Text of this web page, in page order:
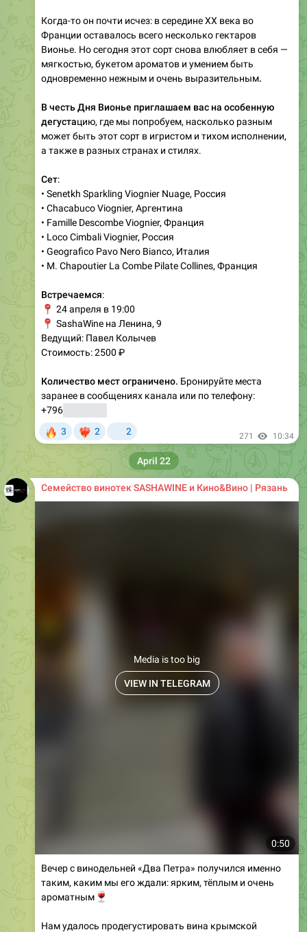
Когда-то он почти исчез: в середине XX века во
Франции оставалось всего несколько гектаров
Вионье. Но сегодня этот сорт снова влюбляет в себя —
мягкостью, букетом ароматов и умением быть
одновременно нежным и очень выразительным.
В честь Дня Вионье приглашаем вас на особенную
дегустацию, где мы попробуем, насколько разным
может быть этот сорт в игристом и тихом исполнении,
а также в разных странах и стилях.
Сет:
• Senetkh Sparkling Viognier Nuage, Россия
• Chacabuco Viognier, Аргентина
• Famille Descombe Viognier, Франция
• Loco Cimbali Viognier, Россия
• Geografico Pavo Nero Bianco, Италия
• M. Chapoutier La Combe Pilate Collines, Франция
Встречаемся:
24 апреля в 19:00
SashaWine на Ленина, 9
Ведущий: Павел Колычев
Стоимость: 2500 ₽
Количество мест ограничено. Бронируйте места
заранее в сообщениях канала или по телефону:
+796
3 2 2 271 10:34
Семейство винотек SASHAWINE и Кино&Вино | Рязань
0:50
Media is too big
VIEW IN TELEGRAM
Вечер с винодельней «Два Петра» получился именно
таким, каким мы его ждали: ярким, тёплым и очень
ароматным
Нам удалось продегустировать вина крымской
April 22